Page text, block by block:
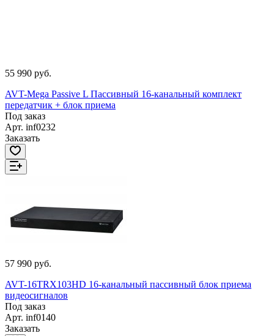
55 990 руб.
AVT-Mega Passive L Пассивный 16-канальный комплект
передатчик + блок приема
Под заказ
Арт. inf0232
Заказать
57 990 руб.
AVT-16TRX103HD 16-канальный пассивный блок приема
видеосигналов
Под заказ
Арт. inf0140
Заказать